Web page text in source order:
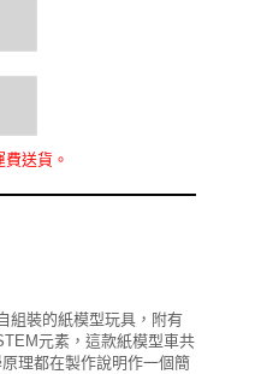
費送貨。
組裝的紙模型玩具，附有
元素，這款紙模型車共
理都在製作說明作一個簡